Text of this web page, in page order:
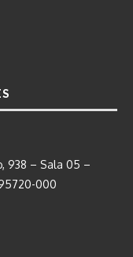
938 – Sala 05 –
000